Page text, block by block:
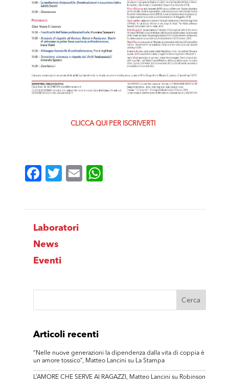
CLICCA QUI PER ISCRIVERTI
Facebook
Twitter
Email
Laboratori
News
Eventi
Articoli recenti
“Nelle nuove generazioni la dipendenza dalla vita di coppia è
un amore tossico”, Matteo Lancini su La Stampa
L’AMORE CHE SERVE AI RAGAZZI, Matteo Lancini su Robinson